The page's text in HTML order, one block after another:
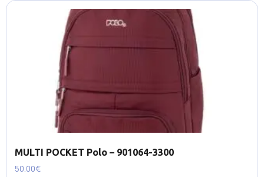
MULTI POCKET Polo – 901064-3300
50.00€